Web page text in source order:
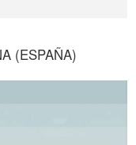
(ESPAÑA)